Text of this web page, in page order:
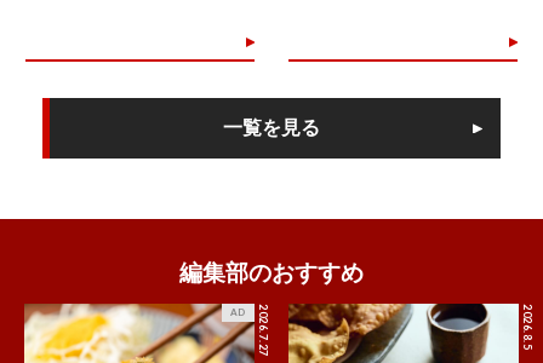
一覧を見る
編集部のおすすめ
2026.7.27
AD 2026.8.5